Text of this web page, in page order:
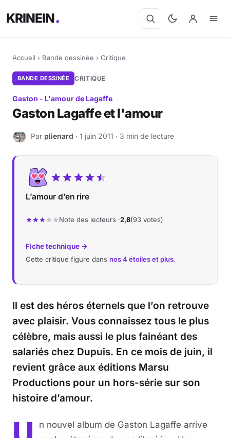
KRINEIN
Accueil › Bande dessinée › Critique
BANDE DESSINÉE CRITIQUE
Gaston - L'amour de Lagaffe
Gaston Lagaffe et l'amour
P Par plienard · 1 juin 2011 · 3 min de lecture
L’amour d’en rire
Note des lecteurs ·2,8(93 votes)
Fiche technique →
Cette critique figure dans nos 4 étoiles et plus.
Il est des héros éternels que l’on retrouve
avec plaisir. Vous connaissez tous le plus
célèbre, mais aussi le plus fainéant des
salariés chez Dupuis. En ce mois de juin, il
revient grâce aux éditions Marsu
Productions pour un hors-série sur son
histoire d’amour.
n nouvel album de Gaston Lagaffe arrive